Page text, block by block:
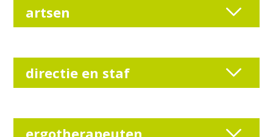
artsen
directie en staf
ergotherapeuten